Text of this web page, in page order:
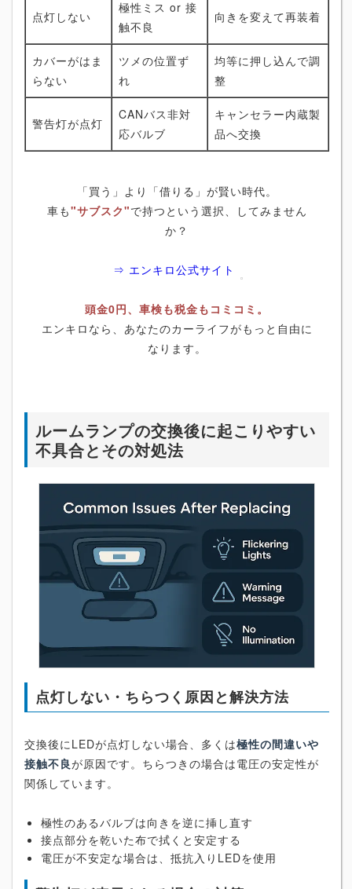
点灯しない
極性ミス or 接
触不良
向きを変えて再装着
カバーがはま
らない
ツメの位置ず
れ
均等に押し込んで調
整
警告灯が点灯
CANバス非対
応バルブ
キャンセラー内蔵製
品へ交換
「買う」より「借りる」が賢い時代。
車も"サブスク"で持つという選択、してみません
か？
⇒ エンキロ公式サイト
頭金0円、車検も税金もコミコミ。
エンキロなら、あなたのカーライフがもっと自由に
なります。
ルームランプの交換後に起こりやすい
不具合とその対処法
点灯しない・ちらつく原因と解決方法
交換後にLEDが点灯しない場合、多くは極性の間違いや
接触不良が原因です。ちらつきの場合は電圧の安定性が
関係しています。
極性のあるバルブは向きを逆に挿し直す
接点部分を乾いた布で拭くと安定する
電圧が不安定な場合は、抵抗入りLEDを使用